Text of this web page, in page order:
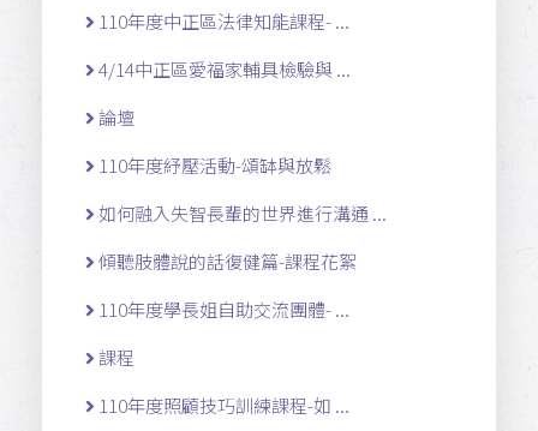
110年度中正區法律知能課程- ...
4/14中正區愛福家輔具檢驗與 ...
論壇
110年度紓壓活動-頌缽與放鬆
如何融入失智長輩的世界進行溝通 ...
傾聽肢體說的話復健篇-課程花絮
110年度學長姐自助交流團體- ...
課程
110年度照顧技巧訓練課程-如 ...